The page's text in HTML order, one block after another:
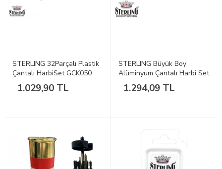
STERLING 32Parçalı Plastik
Çantalı HarbiSet GCK050
1.029,90 TL
STERLING Büyük Boy
Alüminyum Çantalı Harbi Set
0031.294,09 TL